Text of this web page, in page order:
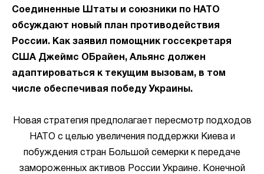
Соединенные Штаты и союзники по НАТО
обсуждают новый план противодействия
России. Как заявил помощник госсекретаря
США Джеймс ОБрайен, Альянс должен
адаптироваться к текущим вызовам, в том
числе обеспечивая победу Украины.
Новая стратегия предполагает пересмотр подходов
НАТО с целью увеличения поддержки Киева и
побуждения стран Большой семерки к передаче
замороженных активов России Украине. Конечной